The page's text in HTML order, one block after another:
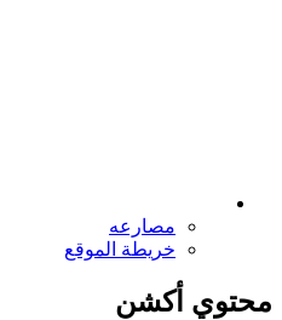
مصارعه
خريطة الموقع
محتوي أكشن